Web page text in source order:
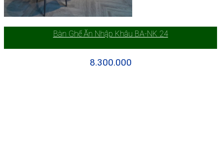
Bàn Ghế Ăn Nhập Khâu BA-NK 24
8.300.000